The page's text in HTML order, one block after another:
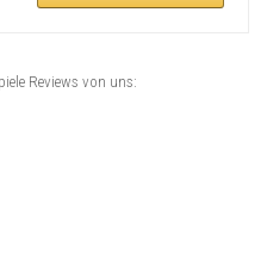
Reviews von uns: